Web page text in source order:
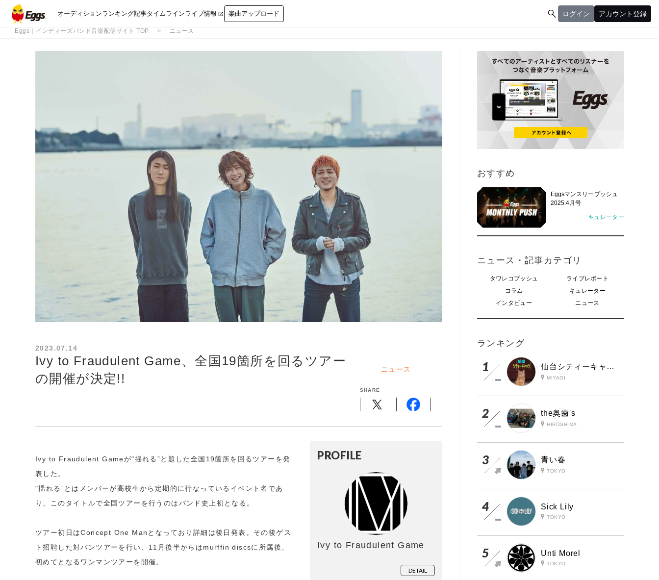
オーディションランキング記事タイムラインライブ情報  楽曲アップロード  ログイン アカウント登録
アカウント登録
Eggs｜インディーズバンド音楽配信サイト TOP ニュース
2023.07.14
Ivy to Fraudulent Game、全国19箇所を回るツアー
の開催が決定!!
ニュース
SHARE
Ivy to Fraudulent Gameが"揺れる”と題した全国19箇所を回るツアーを発
表した。
"揺れる”とはメンバーが高校生から定期的に行なっているイベント名であ
り、このタイトルで全国ツアーを行うのはバンド史上初となる。
ツアー初日はConcept One Manとなっており詳細は後日発表。その後ゲス
ト招聘した対バンツアーを行い、11月後半からはmurffin discsに所属後、
初めてとなるワンマンツアーを開催。
PROFILE
Ivy to Fraudulent Game
DETAIL
おすすめ
Eggsマンスリープッシュ
2025.4月号
キュレーター
ニュース・記事カテゴリ
タワレコプッシュ
ライブレポート
コラム
キュレーター
インタビュー
ニュース
ランキング
仙台シティーキャッツ
MIYAGI
the奥歯's
HIROSHIMA
青い春
TOKYO
Sick Lily
TOKYO
Unti Morel
TOKYO